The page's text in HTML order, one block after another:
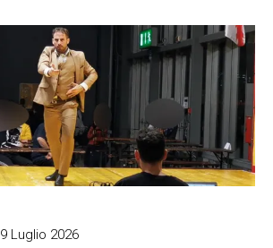
9 Luglio 2026